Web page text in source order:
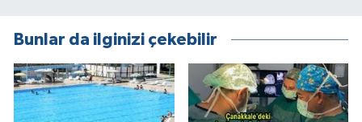
Bunlar da ilginizi çekebilir